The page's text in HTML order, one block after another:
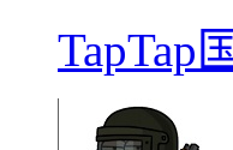
TapTap